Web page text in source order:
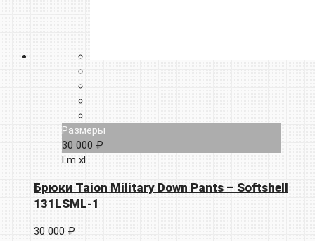
Размеры
30 000 ₽
m xl
Брюки Taion Military Down Pants – Softshell
131LSML-1
30 000 ₽